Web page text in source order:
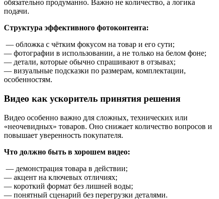
обязательно продуманно. Важно не количество, а логика
подачи.
Структура эффективного фотоконтента:
— обложка с чётким фокусом на товар и его сути;
— фотографии в использовании, а не только на белом фоне;
— детали, которые обычно спрашивают в отзывах;
— визуальные подсказки по размерам, комплектации,
особенностям.
Видео как ускоритель принятия решения
Видео особенно важно для сложных, технических или
«неочевидных» товаров. Оно снижает количество вопросов и
повышает уверенность покупателя.
Что должно быть в хорошем видео:
— демонстрация товара в действии;
— акцент на ключевых отличиях;
— короткий формат без лишней воды;
— понятный сценарий без перегрузки деталями.